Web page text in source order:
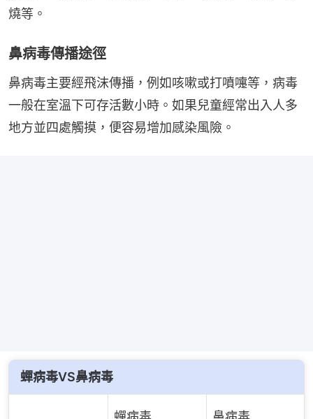
燒等。
鼻病毒傳播途徑
鼻病毒主要經飛沫傳播，例如咳嗽或打噴嚏等，病毒
一般在室溫下可存活數小時。如果兒童經常出入人多
地方並四處觸摸，便容易增加感染風險。
蟬病毒VS鼻病毒